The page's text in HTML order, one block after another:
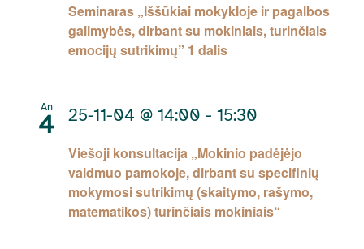
Seminaras „Iššūkiai mokykloje ir pagalbos
galimybės, dirbant su mokiniais, turinčiais
emocijų sutrikimų” 1 dalis
An
4
Viešoji konsultacija „Mokinio padėjėjo
vaidmuo pamokoje, dirbant su specifinių
mokymosi sutrikimų (skaitymo, rašymo,
matematikos) turinčiais mokiniais“
25-11-04 @ 14:00 - 15:30